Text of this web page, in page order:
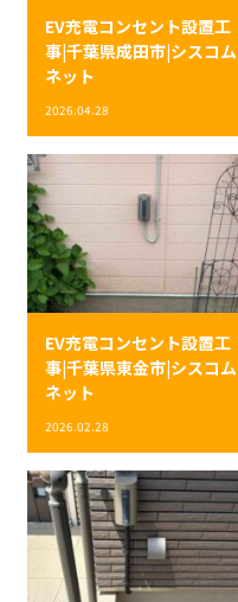
EV充電コンセント設置工
事|千葉県成田市|シスコム
ネット
2026.04.28
EV充電コンセント設置工
事|千葉県東金市|シスコム
ネット
2026.02.28